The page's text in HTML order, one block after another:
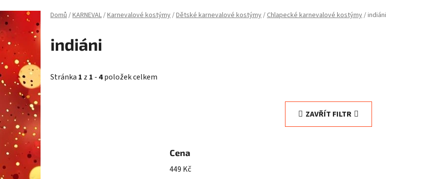
Domů/KARNEVAL/Karnevalové kostýmy/Dětské karnevalové kostýmy/Chlapecké karnevalové kostýmy/indiáni
indiáni
Stránka 1 z 1 -4položek celkem
ZAVŘÍT FILTR
Cena
449 Kč